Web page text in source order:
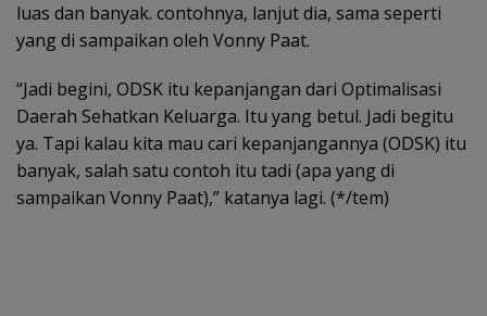
luas dan banyak. contohnya, lanjut dia, sama seperti
yang di sampaikan oleh Vonny Paat.
“Jadi begini, ODSK itu kepanjangan dari Optimalisasi
Daerah Sehatkan Keluarga. Itu yang betul. Jadi begitu
ya. Tapi kalau kita mau cari kepanjangannya (ODSK) itu
banyak, salah satu contoh itu tadi (apa yang di
sampaikan Vonny Paat),” katanya lagi. (*/tem)